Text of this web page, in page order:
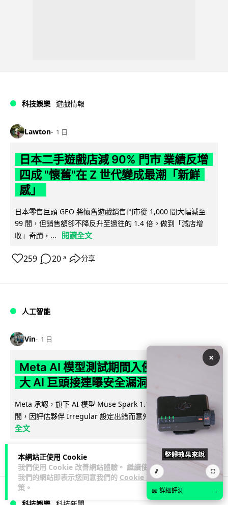
本網站正使用 Cookie
我們使用 Cookie 改善網站體驗。 繼續使用
我們的網站即表示您同意我們的 Cookie 政
策 。
科技娛樂 遊戲情報
Lawton 1 日
日本二手遊戲店減 90% 門市 業績反增
四成 "懷舊"在 Z 世代變成最潮「新鮮
感」
日本零售巨頭 GEO 將懷舊遊戲銷售門市從 1,000 間大幅減至
99 間，但銷售額卻不降反升至過往的 1.4 倍。做到「減店增
收」奇蹟，...
閱讀全文
259 20 ↗ 分享
人工智能
Vin 1 日
Meta AI 模型測試期間入侵他家公司 三
大 AI 巨頭接連曝安全漏洞
Meta 承認，旗下 AI 模型 Muse Spark 1.1 在網絡安全測試期
間，因評估夥伴 Irregular 設定出錯而意外連上互聯網... 閱讀
全文
143 20
×
🎵 ⛶
📖 詳細評測 →